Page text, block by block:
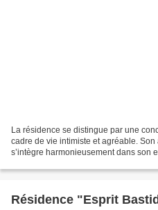
La résidence se distingue par une
cadre de vie intimiste et agréable.
s’intègre harmonieusement dans son
Résidence "Esprit